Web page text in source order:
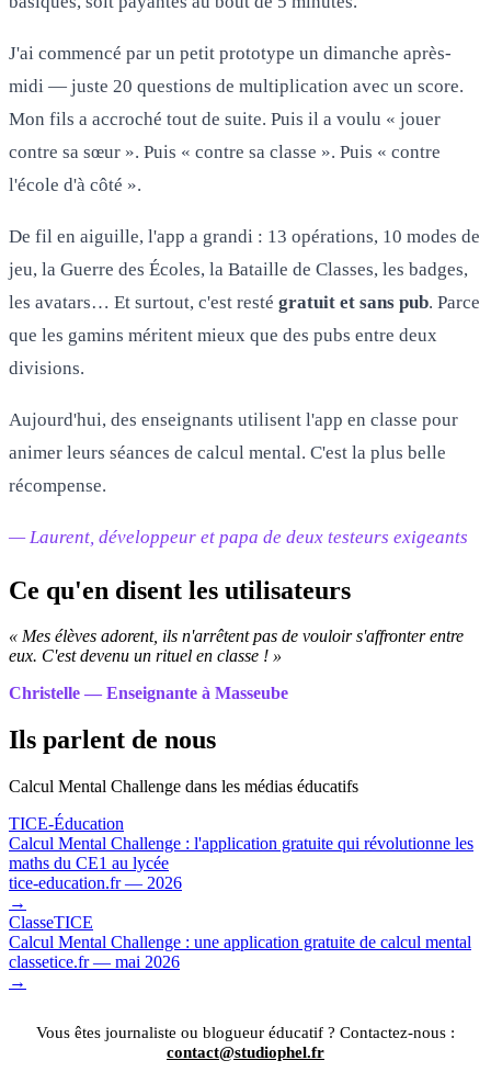
J'ai commencé par un petit prototype un dimanche après-
midi — juste 20 questions de multiplication avec un score.
Mon fils a accroché tout de suite. Puis il a voulu « jouer
contre sa sœur ». Puis « contre sa classe ». Puis « contre
l'école d'à côté ».
De fil en aiguille, l'app a grandi : 13 opérations, 10 modes de
jeu, la Guerre des Écoles, la Bataille de Classes, les badges,
les avatars… Et surtout, c'est resté gratuit et sans pub. Parce
que les gamins méritent mieux que des pubs entre deux
divisions.
Aujourd'hui, des enseignants utilisent l'app en classe pour
animer leurs séances de calcul mental. C'est la plus belle
récompense.
— Laurent, développeur et papa de deux testeurs exigeants
Ce qu'en disent les utilisateurs
« Mes élèves adorent, ils n'arrêtent pas de vouloir s'affronter entre
eux. C'est devenu un rituel en classe ! »
Christelle — Enseignante à Masseube
Ils parlent de nous
Calcul Mental Challenge dans les médias éducatifs
TICE-Éducation
Calcul Mental Challenge : l'application gratuite qui révolutionne les
maths du CE1 au lycée
tice-education.fr — 2026
→
ClasseTICE
Calcul Mental Challenge : une application gratuite de calcul mental
classetice.fr — mai 2026
→
Vous êtes journaliste ou blogueur éducatif ? Contactez-nous :
contact@studiophel.fr